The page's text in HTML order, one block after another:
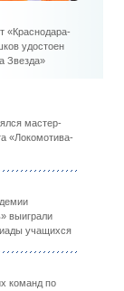
«Краснодара-
удостоен
Звезда»
мастер-
«Локомотива-
выиграли
учащихся
команд по